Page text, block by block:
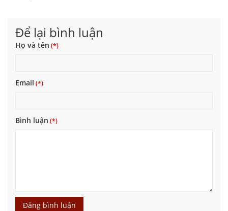
Để lại bình luận
Họ và tên
Email
Bình luận
Đăng bình luận